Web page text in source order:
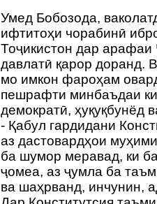
Умед Бобозода,
ифтитоҳи чорабинӣ
Тоҷикистон дар
давлатӣ қарор доранд.
мо имкон фароҳам
пешрафти минбаъдаи
демократӣ, ҳуқуқбунёд
- Қабул гардидани
аз дастовардҳои
ба шумор меравад, ки
ҷомеа, аз ҷумла ба
ва шаҳрванд, инчунин,